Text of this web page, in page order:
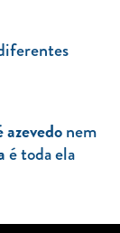
azevedonem
é toda ela